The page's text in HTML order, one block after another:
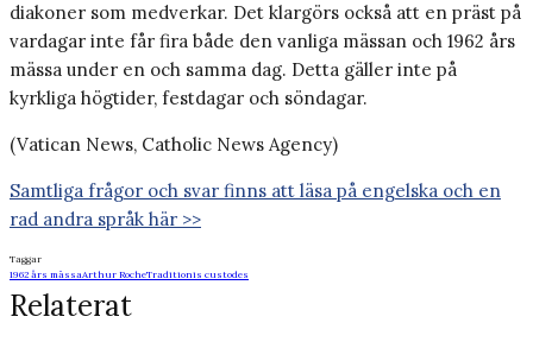
diakoner som medverkar. Det klargörs också att en präst på
vardagar inte får fira både den vanliga mässan och 1962 års
mässa under en och samma dag. Detta gäller inte på
kyrkliga högtider, festdagar och söndagar.
(Vatican News, Catholic News Agency)
Samtliga frågor och svar finns att läsa på engelska och en
rad andra språk här >>
Taggar
1962 års mässaArthur RocheTraditionis custodes
Relaterat